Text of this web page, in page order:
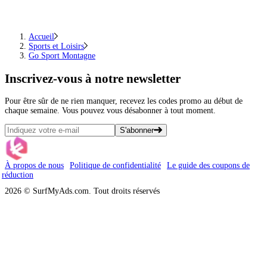
Accueil
Sports et Loisirs
Go Sport Montagne
Inscrivez-vous à notre newsletter
Pour être sûr de ne rien manquer, recevez les codes promo au début de
chaque semaine. Vous pouvez vous désabonner à tout moment.
S'abonner
À propos de nous Politique de confidentialité
Le guide des coupons de
réduction
2026 © SurfMyAds.com. Tout droits réservés